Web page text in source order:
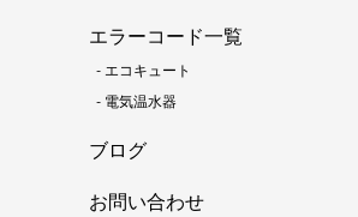
エラーコード一覧
-エコキュート
- 電気温水器
ブログ
お問い合わせ